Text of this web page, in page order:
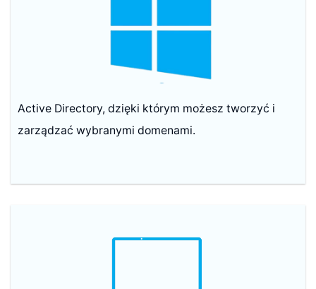
Active Directory, dzięki którym możesz tworzyć i
zarządzać wybranymi domenami.